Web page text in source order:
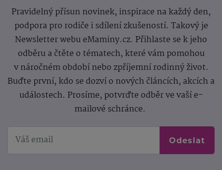
Pravidelný přísun novinek, inspirace na každý den,
podpora pro rodiče i sdílení zkušeností. Takový je
Newsletter webu eMaminy.cz. Přihlaste se k jeho
odběru a čtěte o tématech, které vám pomohou
v náročném období nebo zpříjemní rodinný život.
Buďte první, kdo se dozví o nových článcích, akcích a
událostech. Prosíme, potvrďte odběr ve vaší e-
mailové schránce.
Odeslat